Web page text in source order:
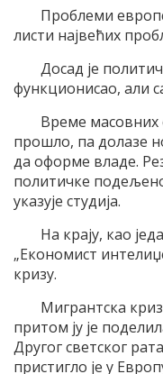
Проблеми
листи највећих
Досад је
функционисао, али
Време масовних
прошло, па долазе
да оформе владе.
политичке
указује студија.
На крају, као
„Економист
кризу.
Мигрантска
притом ју је
Другог светског
пристигло је у